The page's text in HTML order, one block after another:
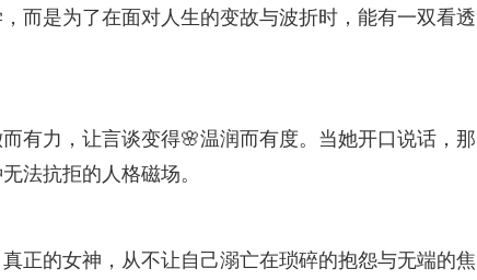
而是为了在面对人生的变故与波折时，能有一双看透
有力，让言谈变得🌸温润而有度。当她开口说话，那
法抗拒的人格磁场。
正的女神，从不让自己溺亡在琐碎的抱怨与无端的焦